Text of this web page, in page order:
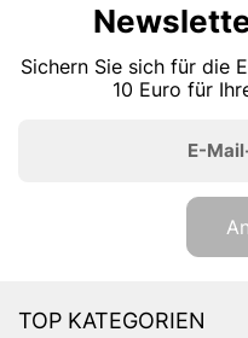
Sichern Sie sich für die
10 Euro für
E-
TOP KATEGORIEN